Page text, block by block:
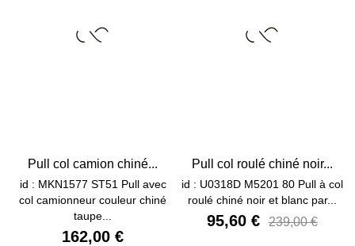
Pull col camion chiné...
id : MKN1577 ST51 Pull avec
col camionneur couleur chiné
taupe...
162,00 €
Pull col roulé chiné noir...
id : U0318D M5201 80 Pull à col
roulé chiné noir et blanc par...
95,60 € 239,00 €